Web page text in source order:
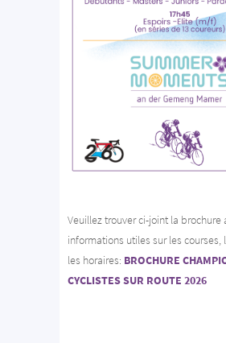
Veuillez trouver ci-joint la brochure
informations utiles sur les courses,
les horaires: BROCHURE
CYCLISTES SUR ROUTE 2026